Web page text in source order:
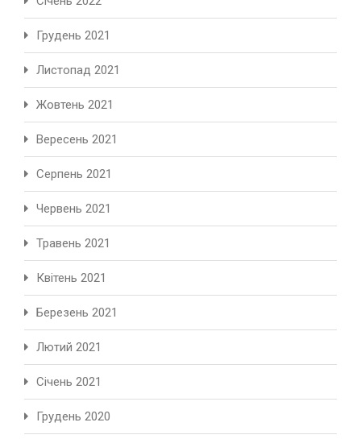
Грудень 2021
Листопад 2021
Жовтень 2021
Вересень 2021
Серпень 2021
Червень 2021
Травень 2021
Квітень 2021
Березень 2021
Лютий 2021
Січень 2021
Грудень 2020